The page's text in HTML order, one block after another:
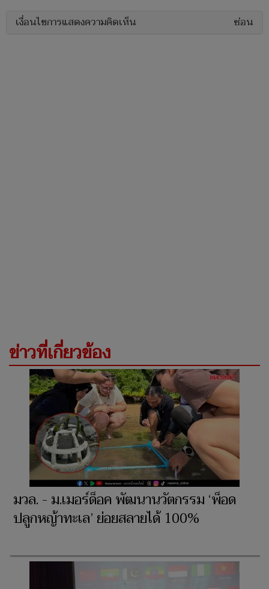
เงื่อนไขการแสดงความคิดเห็น ซ่อน
ข่าวที่เกี่ยวข้อง
มวล. - ม.เมอร์ด็อค พัฒนานวัตกรรม ‘พ็อด
ปลูกหญ้าทะเล’ ย่อยสลายได้ 100%